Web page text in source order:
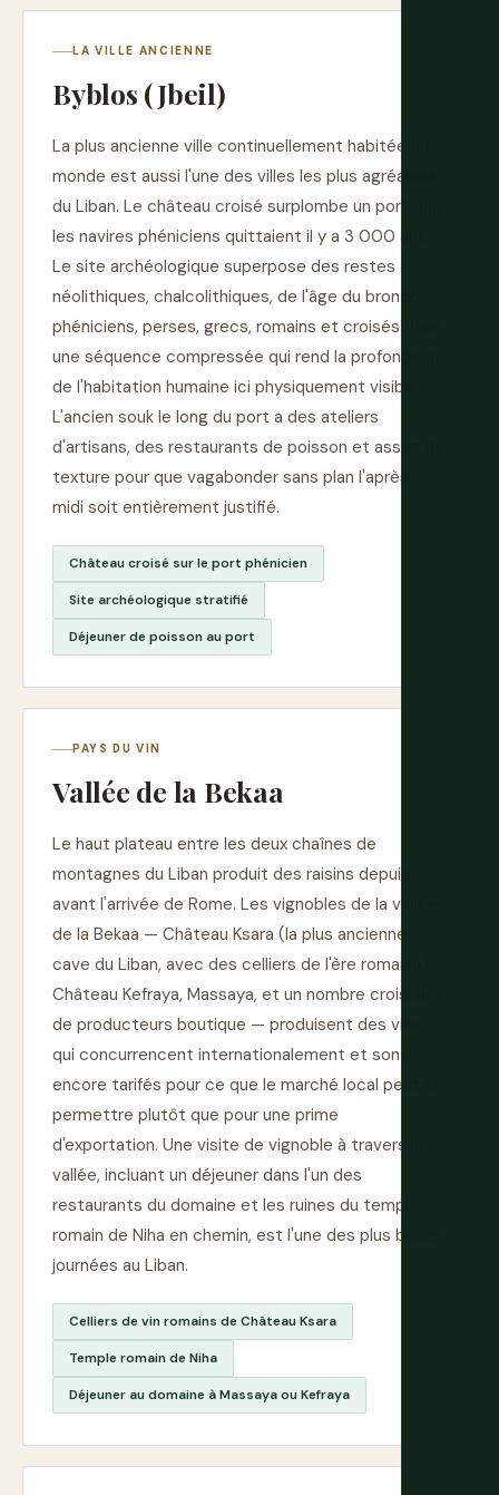
LA VILLE ANCIENNE
Byblos (Jbeil)
La plus ancienne ville continuellement habitée au
monde est aussi l'une des villes les plus agréables
du Liban. Le château croisé surplombe un port que
les navires phéniciens quittaient il y a 3 000 ans.
Le site archéologique superpose des restes
néolithiques, chalcolithiques, de l'âge du bronze,
phéniciens, perses, grecs, romains et croisés dans
une séquence compressée qui rend la profondeur
de l'habitation humaine ici physiquement visible.
L'ancien souk le long du port a des ateliers
d'artisans, des restaurants de poisson et assez de
texture pour que vagabonder sans plan l'après-
midi soit entièrement justifié.
Château croisé sur le port phénicien
Site archéologique stratifié
Déjeuner de poisson au port
PAYS DU VIN
Vallée de la Bekaa
Le haut plateau entre les deux chaînes de
montagnes du Liban produit des raisins depuis
avant l'arrivée de Rome. Les vignobles de la vallée
de la Bekaa — Château Ksara (la plus ancienne
cave du Liban, avec des celliers de l'ère romaine),
Château Kefraya, Massaya, et un nombre croissant
de producteurs boutique — produisent des vins
qui concurrencent internationalement et sont
encore tarifés pour ce que le marché local peut se
permettre plutôt que pour une prime
d'exportation. Une visite de vignoble à travers la
vallée, incluant un déjeuner dans l'un des
restaurants du domaine et les ruines du temple
romain de Niha en chemin, est l'une des plus belles
journées au Liban.
Celliers de vin romains de Château Ksara
Temple romain de Niha
Déjeuner au domaine à Massaya ou Kefraya